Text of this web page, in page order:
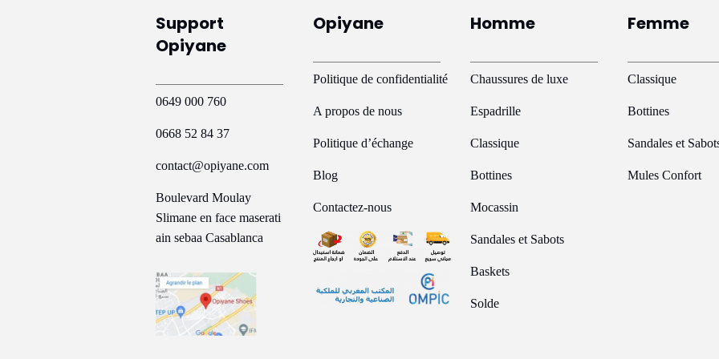
Support
Opiyane
0649 000 760
0668 52 84 37
contact@opiyane.com
Boulevard Moulay
Slimane en face maserati
ain sebaa Casablanca
Opiyane
Politique de confidentialité
A propos de nous
Politique d’échange
Blog
Contactez-nous
Homme
Chaussures de luxe
Espadrille
Classique
Bottines
Mocassin
Sandales et Sabots
Baskets
Solde
Femme
Classique
Bottines
Sandales et
Mules Confort